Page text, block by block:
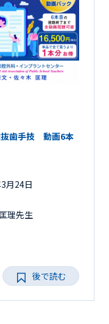
抜歯手技 動画6本
月24日
理先生
後で読む